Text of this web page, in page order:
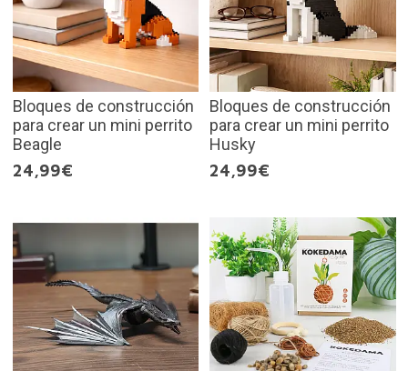
Bloques de construcción
para crear un mini perrito
Beagle
24,99€
Bloques de construcción
para crear un mini perrito
Husky
24,99€